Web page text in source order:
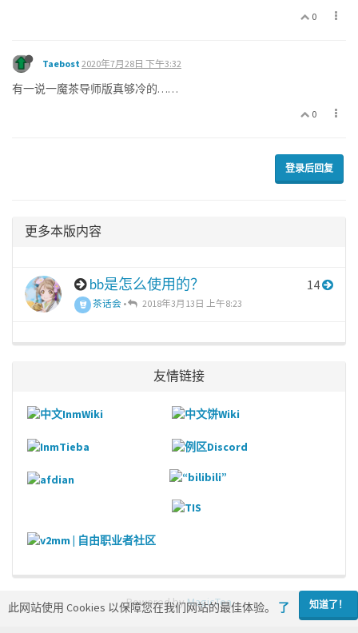
0
Taebost 2020年7月28日 下午3:32
有一说一魔茶导师版真够冷的……
0
登录后回复
更多本版内容
bb是怎么使用的？
茶话会 • 2018年3月13日 上午8:23
14
友情链接
Powered byMagicTea 知道了！
此网站使用 Cookies 以保障您在我们网站的最佳体验。 了